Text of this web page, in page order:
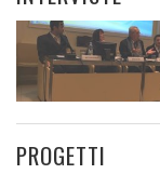
PROGETTI